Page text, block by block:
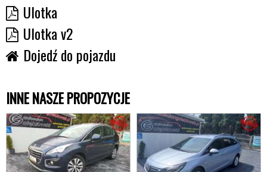
Ulotka
Ulotka v2
Dojedź do pojazdu
INNE NASZE PROPOZYCJE